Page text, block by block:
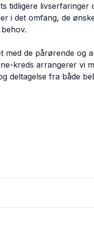
tidligere
i det omfang, de
de pårørende og
kreds arrangerer vi
deltagelse fra både